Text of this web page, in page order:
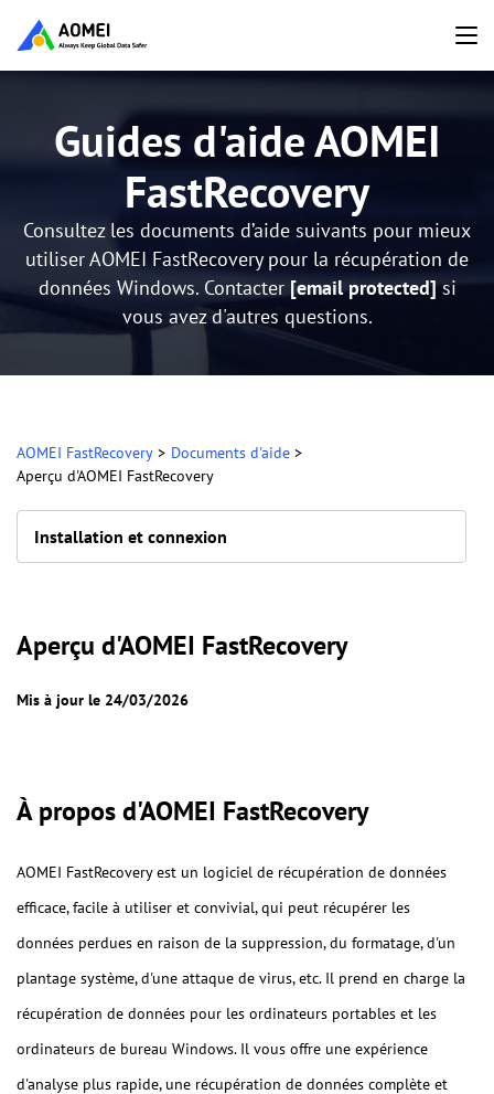
Guides d'aide AOMEI
FastRecovery
Consultez les documents d’aide suivants pour mieux
utiliser AOMEI FastRecovery pour la récupération de
données Windows. Contacter [email protected]si
vous avez d'autres questions.
AOMEI FastRecovery > Documents d'aide >
Aperçu d'AOMEI FastRecovery
Installation et connexion
Aperçu d'AOMEI FastRecovery
Mis à jour le 24/03/2026
À propos d'AOMEI FastRecovery
AOMEI FastRecovery est un logiciel de récupération de données
efficace, facile à utiliser et convivial, qui peut récupérer les
données perdues en raison de la suppression, du formatage, d'un
plantage système, d'une attaque de virus, etc. Il prend en charge la
récupération de données pour les ordinateurs portables et les
ordinateurs de bureau Windows. Il vous offre une expérience
d'analyse plus rapide, une récupération de données complète et